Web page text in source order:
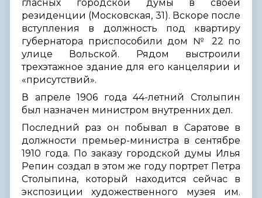
гласных городской думы в своей
резиденции (Московская, 31). Вскоре после
вступления в должность под квартиру
губернатора приспособили дом № 22 по
улице Вольской. Рядом выстроили
трехэтажное здание для его канцелярии и
«присутствий».
В апреле 1906 года 44-летний Столыпин
был назначен министром внутренних дел.
Последний раз он побывал в Саратове в
должности премьер-министра в сентябре
1910 года. По заказу городской думы Илья
Репин создал в этом же году портрет Петра
Столыпина, который находится сейчас в
экспозиции художественного музея им.